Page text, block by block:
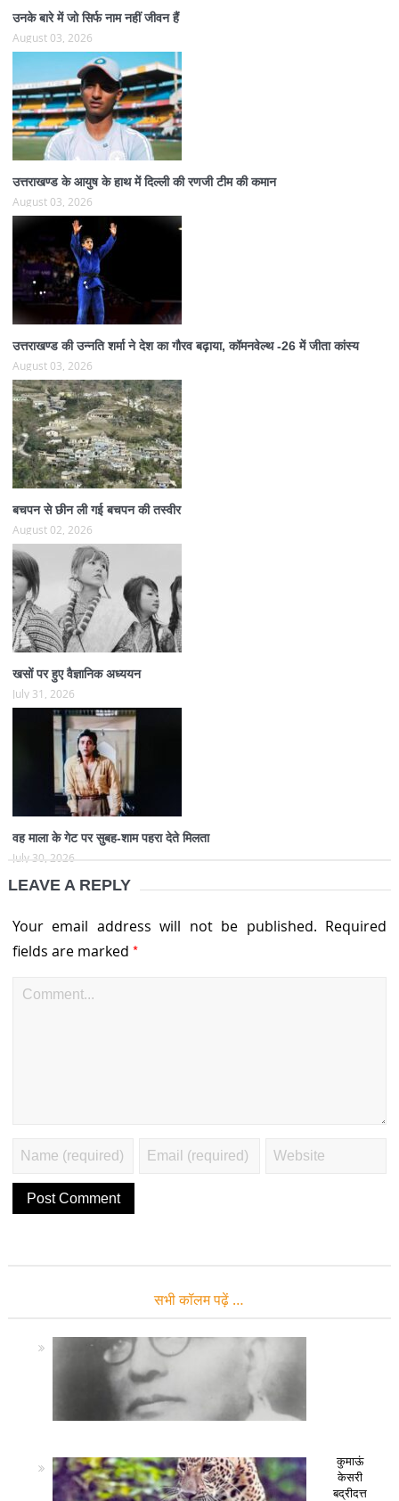
उनके बारे में जो सिर्फ नाम नहीं जीवन हैं
August 03, 2026
उत्तराखण्ड के आयुष के हाथ में दिल्ली की रणजी टीम की कमान
August 03, 2026
उत्तराखण्ड की उन्नति शर्मा ने देश का गौरव बढ़ाया, कॉमनवेल्थ -26 में जीता कांस्य
August 03, 2026
बचपन से छीन ली गई बचपन की तस्वीर
August 02, 2026
खसों पर हुए वैज्ञानिक अध्ययन
July 31, 2026
वह माला के गेट पर सुबह-शाम पहरा देते मिलता
July 30, 2026
LEAVE A REPLY
Your email address will not be published. Required
fields are marked *
सभी कॉलम पढ़ें …
कुमाऊं
केसरी
बद्रीदत्त